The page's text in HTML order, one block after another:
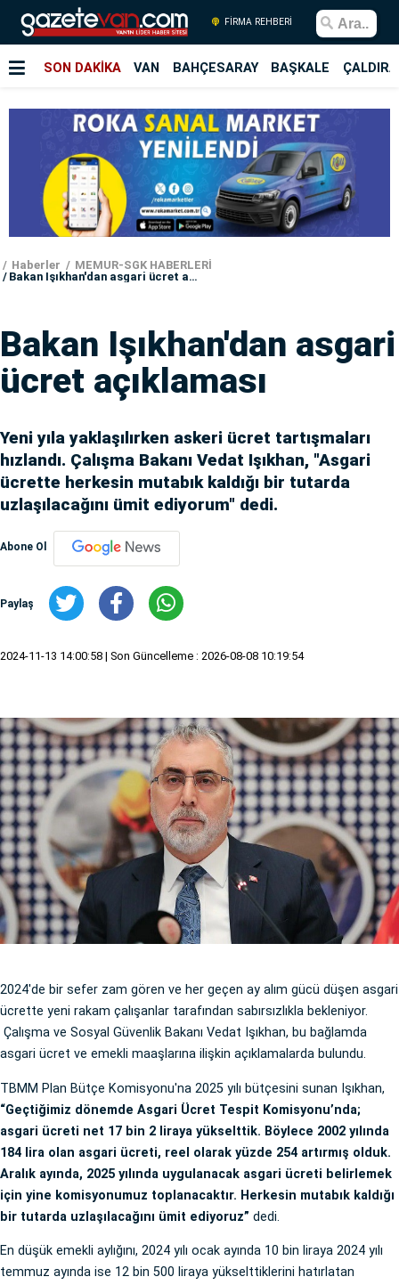
FİRMA REHBERİ
SON DAKİKA VAN BAHÇESARAY BAŞKALE
Haberler
MEMUR-SGK HABERLERİ
Bakan Işıkhan'dan asgari ücret açıklaması
Bakan Işıkhan'dan asgari
ücret açıklaması
Yeni yıla yaklaşılırken askeri ücret tartışmaları
hızlandı. Çalışma Bakanı Vedat Işıkhan, "Asgari
ücrette herkesin mutabık kaldığı bir tutarda
uzlaşılacağını ümit ediyorum" dedi.
Abone Ol
Paylaş
2024-11-13 14:00:58 | Son Güncelleme : 2026-08-08 10:19:54
2024'de bir sefer zam gören ve her geçen ay alım gücü düşen asgari
ücrette yeni rakam çalışanlar tarafından sabırsızlıkla bekleniyor.
Çalışma ve Sosyal Güvenlik Bakanı Vedat Işıkhan, bu bağlamda
asgari ücret ve emekli maaşlarına ilişkin açıklamalarda bulundu.
TBMM Plan Bütçe Komisyonu'na 2025 yılı bütçesini sunan Işıkhan,
“Geçtiğimiz dönemde Asgari Ücret Tespit Komisyonu’nda;
asgari ücreti net 17 bin 2 liraya yükselttik. Böylece 2002 yılında
184 lira olan asgari ücreti, reel olarak yüzde 254 artırmış olduk.
Aralık ayında, 2025 yılında uygulanacak asgari ücreti belirlemek
için yine komisyonumuz toplanacaktır. Herkesin mutabık kaldığı
bir tutarda uzlaşılacağını ümit ediyoruz” dedi.
En düşük emekli aylığını, 2024 yılı ocak ayında 10 bin liraya 2024 yılı
temmuz ayında ise 12 bin 500 liraya yükselttiklerini hatırlatan